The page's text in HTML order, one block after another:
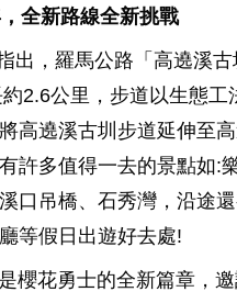
全新路線全新挑戰
出，羅馬公路「高遶溪古
2.6公里，步道以生態工
高遶溪古圳步道延伸至
許多值得一去的景點如:
口吊橋、石秀灣，沿途
等假日出遊好去處!
櫻花勇士的全新篇章，